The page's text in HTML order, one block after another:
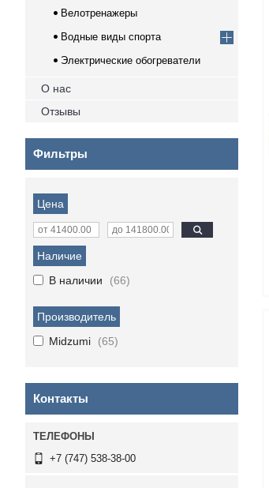
Велотренажеры
Водные виды спорта
Электрические обогреватели
О нас
Отзывы
Фильтры
Цена
Наличие
В наличии
66
Производитель
Midzumi
65
Контакты
+7 (747) 538-38-00